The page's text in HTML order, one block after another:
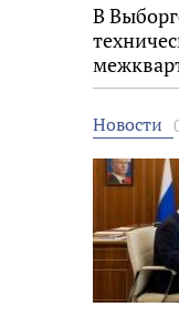
В
Новости